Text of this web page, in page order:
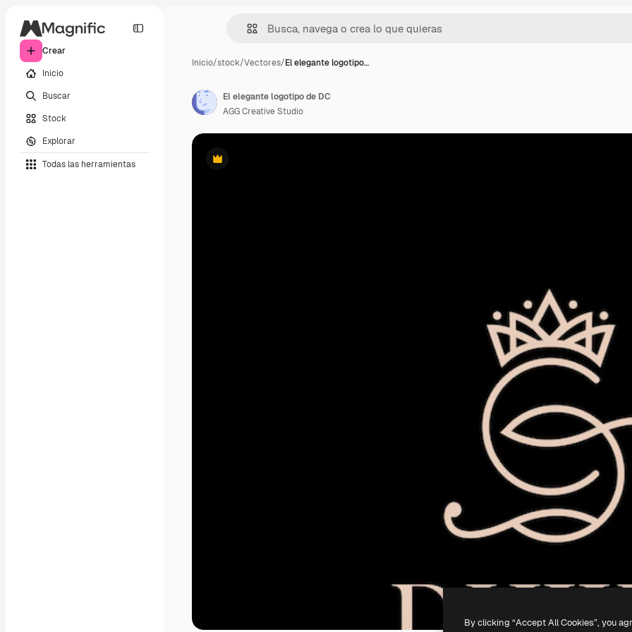
Crear
Inicio
Buscar
Stock
Explorar
Todas las herramientas
Inicio/stock/Vectores/El elegante logotipo…
Premium
El elegante logotipo de DC
AGG Creative Studio
By clicking “Accept All Cookies”, you